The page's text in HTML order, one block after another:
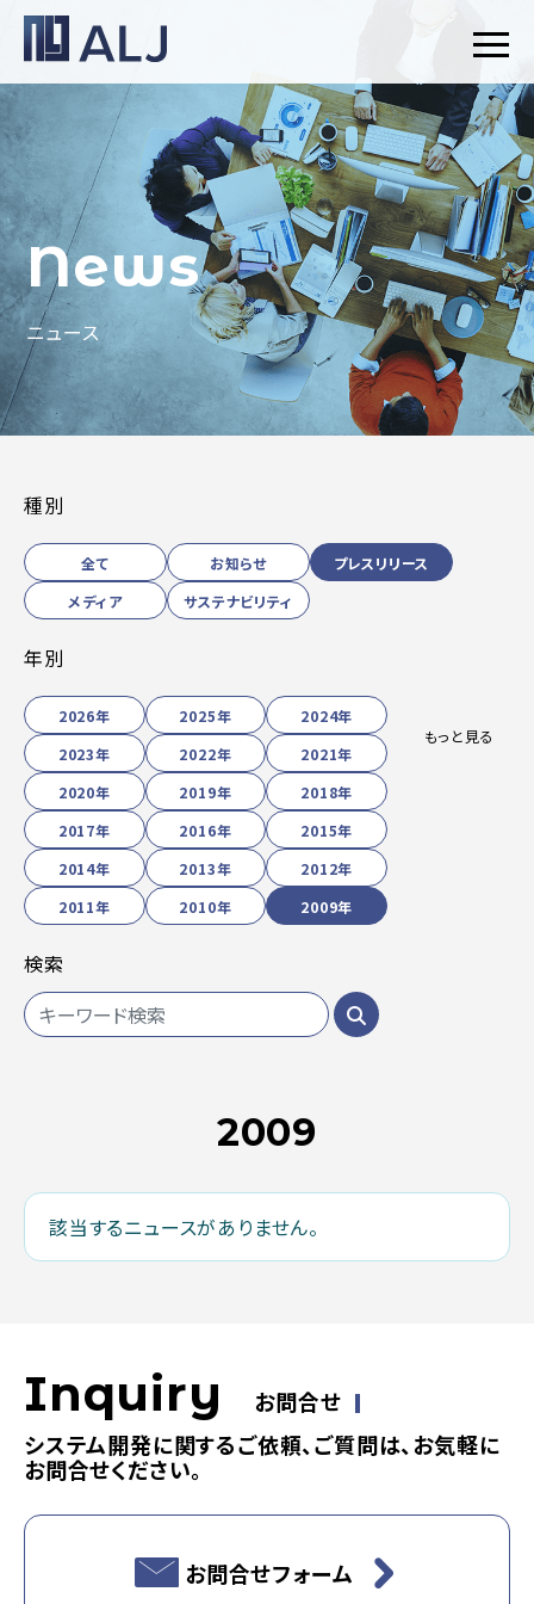
News
ニュース
種別
全て お知らせ
プレスリリース
メディア
サステナビリティ
年別
2026年 2025年
2024年
2023年
2022年
2021年
2020年
2019年
2018年
2017年
2016年
2015年
2014年
2013年
2012年
2011年
2010年 2009年
もっと見る
検索
2009
該当するニュースがありません。
Inquiry
お問合せ
システム開発に関するご依頼、ご質問は、お気軽に
お問合せください。
お問合せフォーム